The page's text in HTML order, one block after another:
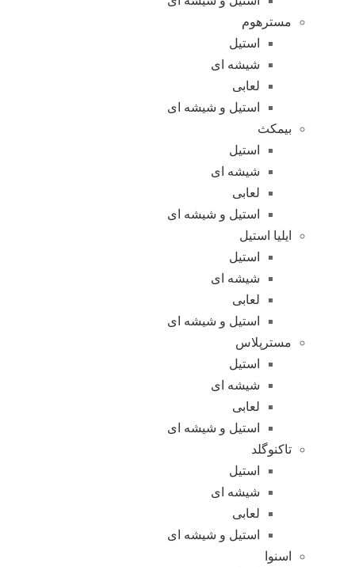
مسترهوم
استیل
شیشه ای
لعابی
استیل و شیشه ای
بیمکث
استیل
شیشه ای
لعابی
استیل و شیشه ای
ایلیا استیل
استیل
شیشه ای
لعابی
استیل و شیشه ای
مسترپلاس
استیل
شیشه ای
لعابی
استیل و شیشه ای
تاکنوگلد
استیل
شیشه ای
لعابی
استیل و شیشه ای
اسنوا